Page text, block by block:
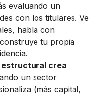
evaluando un
con los titulares. Ve
habla con
tu propia
crea
un sector
(más capital,